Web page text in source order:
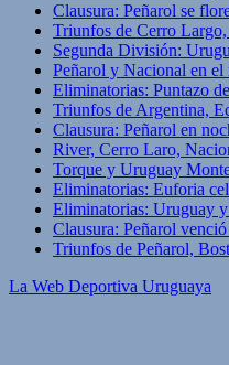
Clausura: Peñarol se
Triunfos de Cerro
Segunda División:
Peñarol y Nacional en
Eliminatorias: Puntazo
Triunfos de Argentina,
Clausura: Peñarol en
River, Cerro Laro,
Torque y Uruguay
Eliminatorias: Euforia
Eliminatorias: Uruguay
Clausura: Peñarol
Triunfos de Peñarol,
La Web Deportiva Uruguaya